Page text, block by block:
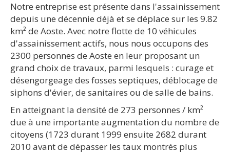
Notre entreprise est présente dans l'assainissement
depuis une décennie déjà et se déplace sur les 9.82
km² de Aoste. Avec notre flotte de 10 véhicules
d'assainissement actifs, nous nous occupons des
2300 personnes de Aoste en leur proposant un
grand choix de travaux, parmi lesquels : curage et
désengorgeage des fosses septiques, déblocage de
siphons d'évier, de sanitaires ou de salle de bains.
En atteignant la densité de 273 personnes / km²
due à une importante augmentation du nombre de
citoyens (1723 durant 1999 ensuite 2682 durant
2010 avant de dépasser les taux montrés plus